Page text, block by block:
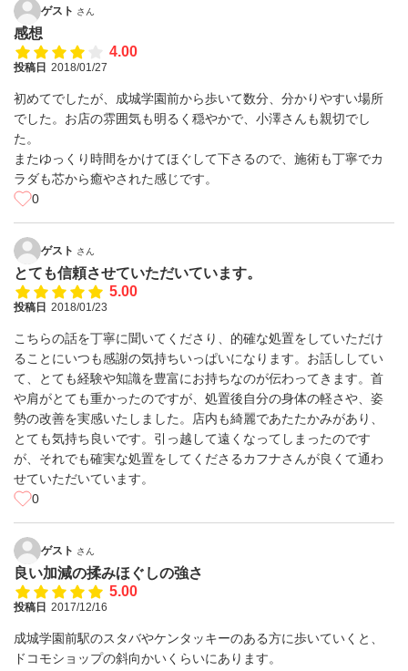
ゲスト さん
感想
4.00
投稿日 2018/01/27
初めてでしたが、成城学園前から歩いて数分、分かりやすい場所
でした。お店の雰囲気も明るく穏やかで、小澤さんも親切でし
た。
またゆっくり時間をかけてほぐして下さるので、施術も丁寧でカ
ラダも芯から癒やされた感じです。
0
ゲスト さん
とても信頼させていただいています。
5.00
投稿日 2018/01/23
こちらの話を丁寧に聞いてくださり、的確な処置をしていただけ
ることにいつも感謝の気持ちいっぱいになります。お話ししてい
て、とても経験や知識を豊富にお持ちなのが伝わってきます。首
や肩がとても重かったのですが、処置後自分の身体の軽さや、姿
勢の改善を実感いたしました。店内も綺麗であたたかみがあり、
とても気持ち良いです。引っ越して遠くなってしまったのです
が、それでも確実な処置をしてくださるカフナさんが良くて通わ
せていただいています。
0
ゲスト さん
良い加減の揉みほぐしの強さ
5.00
投稿日 2017/12/16
成城学園前駅のスタバやケンタッキーのある方に歩いていくと、
ドコモショップの斜向かいくらいにあります。